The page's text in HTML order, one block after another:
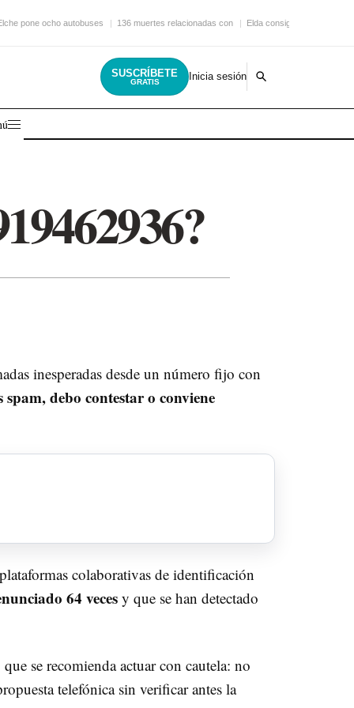
pone ocho autobuses 136 muertes relacionadas con Elda consigue una nueva
SUSCRÍBETE
GRATIS Inicia sesión
inesperadas desde un número fijo con
debo contestar o conviene
colaborativas de identificación
64 veces y que se han detectado
se recomienda actuar con cautela: no
telefónica sin verificar antes la